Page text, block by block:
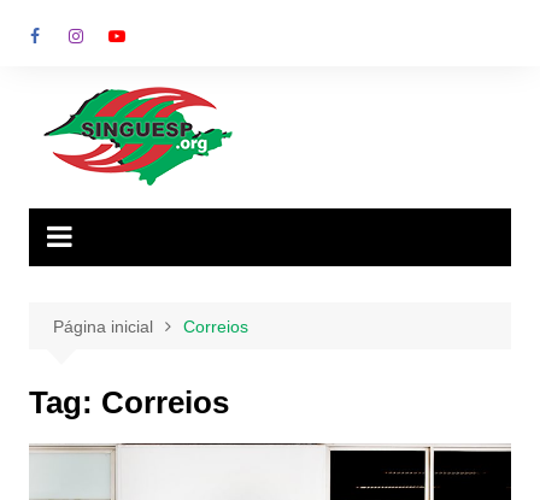
para
Página inicial Correios
Tag: Correios